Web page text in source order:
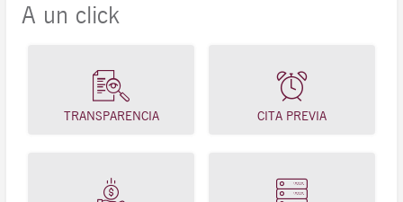
A un click
TRANSPARENCIA CITA PREVIA